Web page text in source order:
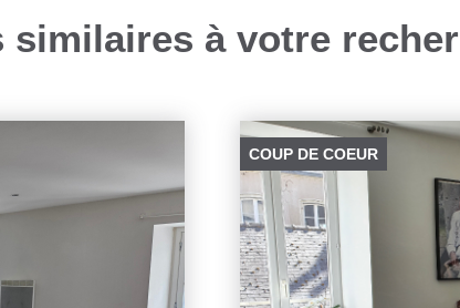
similaires à votre
COUP DE COEUR